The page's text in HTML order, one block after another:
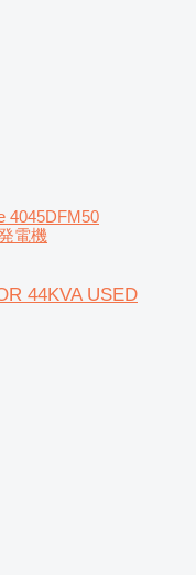
4045DFM50
電機
44KVA USED